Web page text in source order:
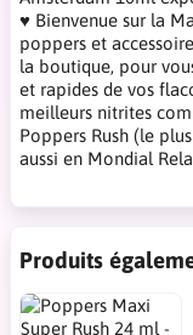
♥ Bienvenue sur la
poppers et
la boutique, pour
et rapides de vos
meilleurs nitrites
Poppers Rush (le
aussi en Mondial
Produits